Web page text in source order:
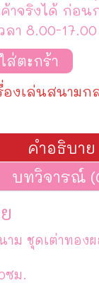
าจริงได้ ก่อน
ลา 8.00-
ส่ตะกร้า
องเล่นสนามก
คำอธิบาย
บทวิจารณ์
าม ชุดเต่าทอง
ซม.